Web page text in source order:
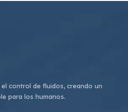
control de fluidos, creando un
para los humanos.